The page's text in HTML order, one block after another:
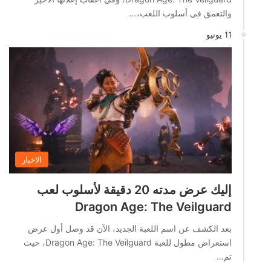
والتعمق في أسلوب اللعب،…
11 يونيو
الاخبار
إليك عرض مدته 20 دقيقة لأسلوب لعب
Dragon Age: The Veilguard
بعد الكشف عن اسم اللعبة الجديد، الآن قد وصل أول عرض
استعراض مطول للعبة Dragon Age: The Veilguard، حيث
تم…